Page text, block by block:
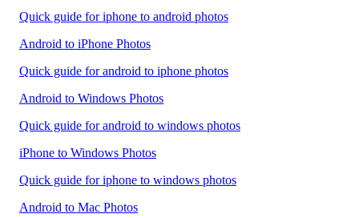
Quick guide for iphone to android photos
Android to iPhone Photos
Quick guide for android to iphone photos
Android to Windows Photos
Quick guide for android to windows photos
iPhone to Windows Photos
Quick guide for iphone to windows photos
Android to Mac Photos